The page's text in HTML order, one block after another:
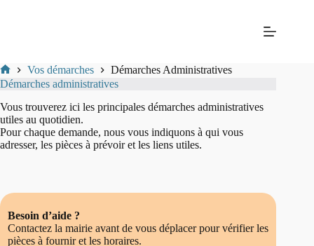
Mairie
La-
Balme-
Les-
Grottes
Vos démarches
Démarches Administratives
Démarches administratives
Vous trouverez ici les principales démarches administratives
utiles au quotidien.
Pour chaque demande, nous vous indiquons à qui vous
adresser, les pièces à prévoir et les liens utiles.
Besoin d’aide ?
Contactez la mairie avant de vous déplacer pour vérifier les
pièces à fournir et les horaires.